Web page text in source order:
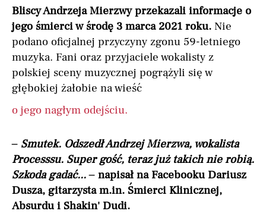
Bliscy Andrzeja Mierzwy przekazali informacje o
jego śmierci w środę 3 marca 2021 roku. Nie
podano oficjalnej przyczyny zgonu 59-letniego
muzyka. Fani oraz przyjaciele wokalisty z
polskiej sceny muzycznej pogrążyli się w
głębokiej żałobie na wieść
o jego nagłym odejściu.
– Smutek. Odszedł Andrzej Mierzwa, wokalista
Processsu. Super gość, teraz już takich nie robią.
Szkoda gadać... – napisał na Facebooku Dariusz
Dusza, gitarzysta m.in. Śmierci Klinicznej,
Absurdu i Shakin' Dudi.